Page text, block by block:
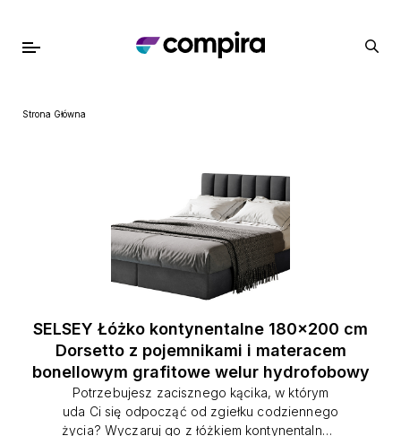
Strona Główna
SELSEY Łóżko kontynentalne 180x200 cm
Dorsetto z pojemnikami i materacem
bonellowym grafitowe welur hydrofobowy
Potrzebujesz zacisznego kącika, w którym
uda Ci się odpocząć od zgiełku codziennego
życia? Wyczaruj go z łóżkiem kontynentalnym